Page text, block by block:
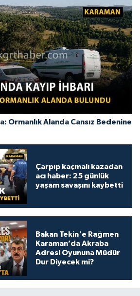
Ormanlık Alanda Cansız Bedenine
Çarpıp kaçmalı kazadan
acı haber: 25 günlük
yaşam savaşını kaybetti
Bakan Tekin'e Rağmen
Karaman’da Akraba
Adresi Oyununa Müdür
Dur Diyecek mi?